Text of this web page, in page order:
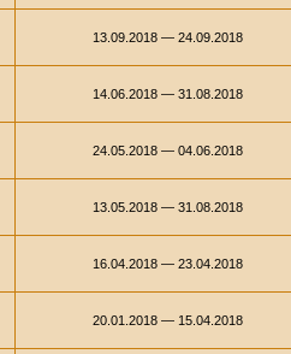
13.09.2018 — 24.09.2018
14.06.2018 — 31.08.2018
24.05.2018 — 04.06.2018
13.05.2018 — 31.08.2018
16.04.2018 — 23.04.2018
20.01.2018 — 15.04.2018